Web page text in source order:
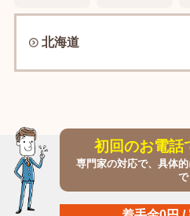
北海道
初回のお電話
専門家の対応で、具体
で